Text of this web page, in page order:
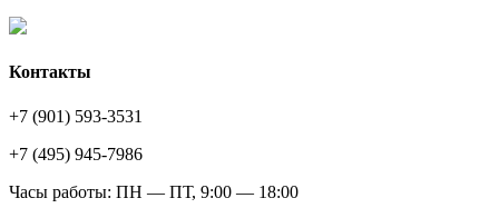
Контакты
+7 (901) 593-3531
+7 (495) 945-7986
Часы работы: ПН — ПТ, 9:00 — 18:00